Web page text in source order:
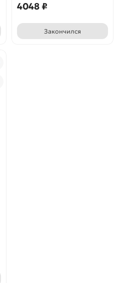
4048 ₽
Закончился